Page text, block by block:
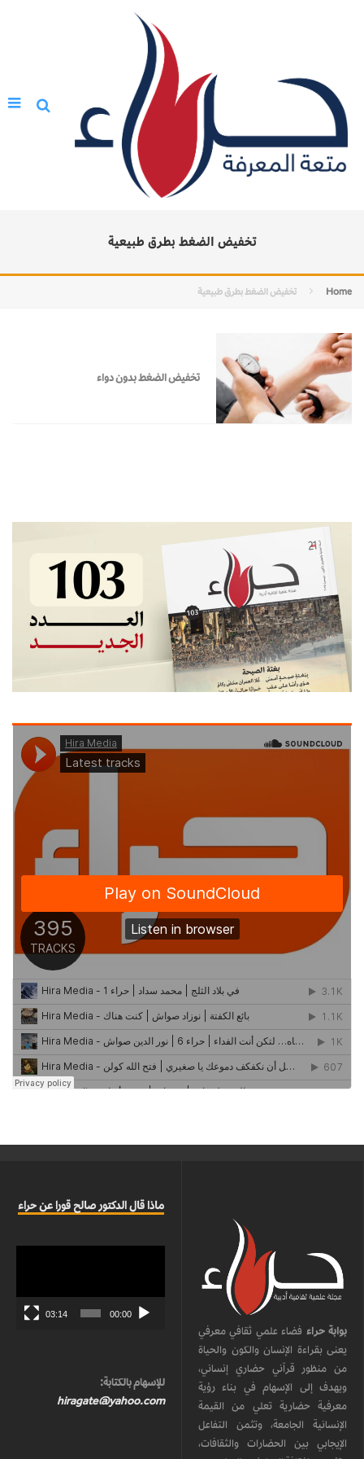
تخفيض الضغط بطرق طبيعية
Home تخفيض الضغط بطرق طبيعية
تخفيض الضغط بدون دواء
بوابة حراء فضاء علمي ثقافي معرفي
يعنى بقراءة الإنسان والكون والحياة
من منظور قرآني حضاري إنساني،
ويهدف إلى الإسهام في بناء رؤية
معرفية حضارية تعلي من القيمة
الإنسانية الجامعة، وتثمن التفاعل
الإيجابي بين الحضارات والثقافات،
ماذا قال الدكتور صالح قورا عن حراء
00:00
03:14
للإسهام بالكتابة:
hiragate@yahoo.com